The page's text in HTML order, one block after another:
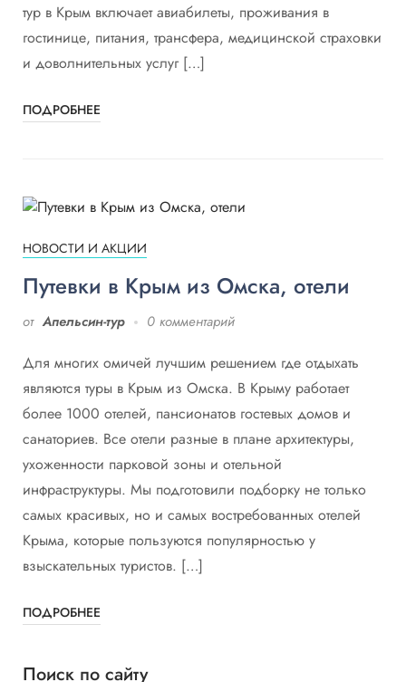
тур в Крым включает авиабилеты, проживания в
гостинице, питания, трансфера, медицинской страховки
и доволнительных услуг […]
ПОДРОБНЕЕ
НОВОСТИ И АКЦИИ
Путевки в Крым из Омска, отели
от Апельсин-тур 0 комментарий
Для многих омичей лучшим решением где отдыхать
являются туры в Крым из Омска. В Крыму работает
более 1000 отелей, пансионатов гостевых домов и
санаториев. Все отели разные в плане архитектуры,
ухоженности парковой зоны и отельной
инфраструктуры. Мы подготовили подборку не только
самых красивых, но и самых востребованных отелей
Крыма, которые пользуются популярностью у
взыскательных туристов. […]
ПОДРОБНЕЕ
Поиск по сайту